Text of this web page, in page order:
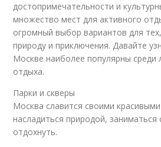
достопримечательности и
множество мест для активного
огромный выбор вариантов для
природу и приключения. Давайте
Москве наиболее популярны среди
отдыха.
Парки и скверы
Москва славится своими
насладиться природой,
отдохнуть.